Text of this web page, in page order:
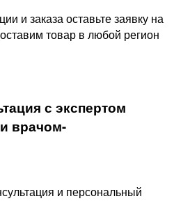
и заказа оставьте заявку на
товар в любой регион
с экспертом
врачом-
и персональный